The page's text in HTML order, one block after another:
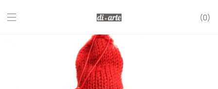
0